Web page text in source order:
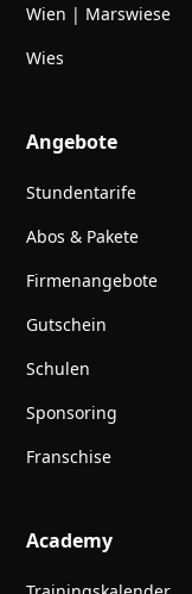
Wien | Marswiese
Wies
Angebote
Stundentarife
Abos & Pakete
Firmenangebote
Gutschein
Schulen
Sponsoring
Franschise
Academy